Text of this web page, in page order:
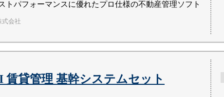
トパフォーマンスに優れたプロ仕様の不動産管理ソフト
式会社
賃貸管理 基幹システムセット